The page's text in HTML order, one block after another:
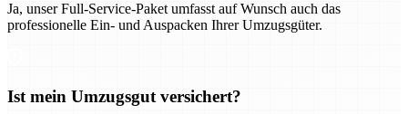
Ja, unser Full-Service-Paket umfasst auf Wunsch auch das
professionelle Ein- und Auspacken Ihrer Umzugsgüter.
Ist mein Umzugsgut versichert?